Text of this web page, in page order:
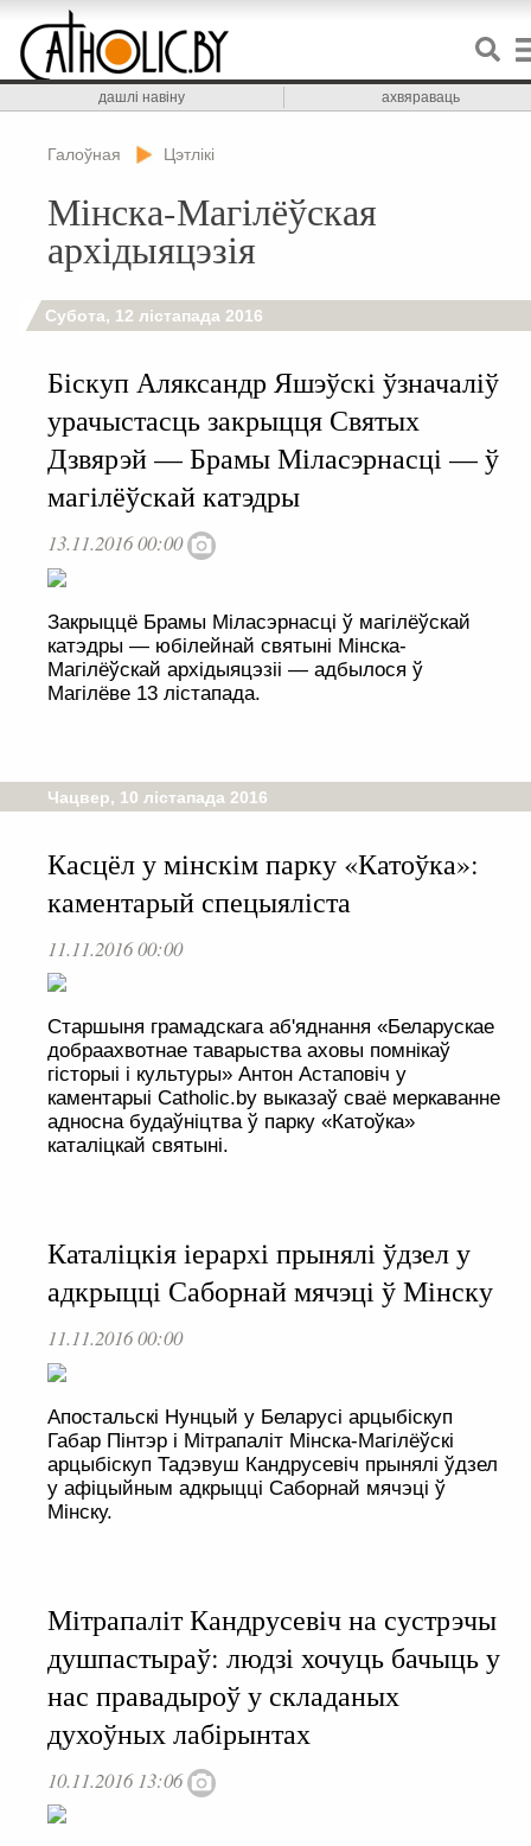
дашлі навіну ахвяраваць
Галоўная Цэтлікі
Мінска-Магілёўская
архідыяцэзія
Субота, 12 лістапада 2016
Біскуп Аляксандр Яшэўскі ўзначаліў
урачыстасць закрыцця Святых
Дзвярэй — Брамы Міласэрнасці — ў
магілёўскай катэдры
13.11.2016 00:00
Закрыццё Брамы Міласэрнасці ў магілёўскай
катэдры — юбілейнай святыні Мінска-
Магілёўскай архідыяцэзіі — адбылося ў
Магілёве 13 лістапада.
Чацвер, 10 лістапада 2016
Касцёл у мінскім парку «Катоўка»:
каментарый спецыяліста
11.11.2016 00:00
Старшыня грамадскага аб'яднання «Беларускае
добраахвотнае таварыства аховы помнікаў
гісторыі і культуры» Антон Астаповіч у
каментарыі Catholic.by выказаў сваё меркаванне
адносна будаўніцтва ў парку «Катоўка»
каталіцкай святыні.
Каталіцкія іерархі прынялі ўдзел у
адкрыцці Саборнай мячэці ў Мінску
11.11.2016 00:00
Апостальскі Нунцый у Беларусі арцыбіскуп
Габар Пінтэр і Мітрапаліт Мінска-Магілёўскі
арцыбіскуп Тадэвуш Кандрусевіч прынялі ўдзел
у афіцыйным адкрыцці Саборнай мячэці ў
Мінску.
Мітрапаліт Кандрусевіч на сустрэчы
душпастыраў: людзі хочуць бачыць у
нас правадыроў у складаных
духоўных лабірынтах
10.11.2016 13:06